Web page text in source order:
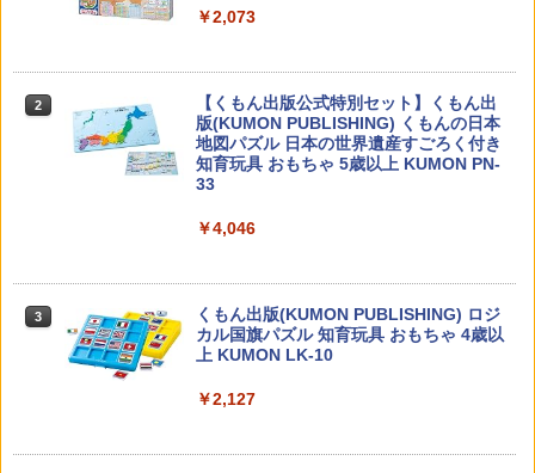
こと (講談社現代新書 2787)
￥1,540
￥2,200
￥2,073
2
【くもん出版公式特別セット】くもん出
版(KUMON PUBLISHING) くもんの日本
地図パズル 日本の世界遺産すごろく付き
知育玩具 おもちゃ 5歳以上 KUMON PN-
33
￥4,046
3
くもん出版(KUMON PUBLISHING) ロジ
カル国旗パズル 知育玩具 おもちゃ 4歳以
上 KUMON LK-10
￥2,127